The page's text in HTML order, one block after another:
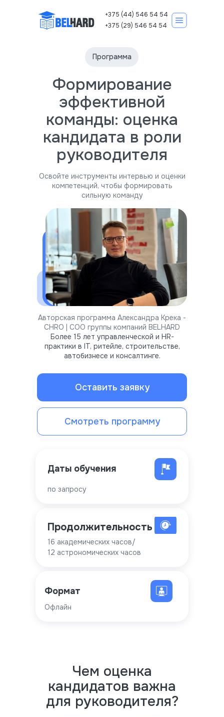
Курсы IT
+375 (44) 546 54 54
+375 (29) 546 54 54
Освойте инструменты интервью и оценки
компетенций, чтобы формировать
сильную команду
Авторская программа Александра Крека -
CHRO | COO группы компаний BELHARD
Более 15 лет управленческой и HR-
практики в IT, ритейле, строительстве,
автобизнесе и консалтинге.
Формирование
эффективной
команды: оценка
кандидата в роли
руководителя
Программа
16 академических часов/
12 астрономических часов
Продолжительность
Формат
Офлайн
по запросу
Даты обучения
Оставить заявку
Смотреть программу
Чем оценка
кандидатов важна
для руководителя?